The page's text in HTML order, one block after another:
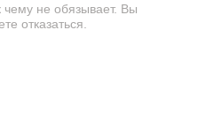
чему не обязывает. Вы
отказаться.